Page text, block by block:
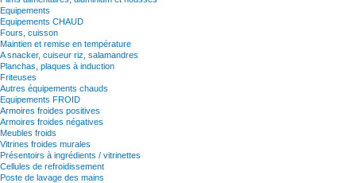
Equipements
Equipements CHAUD
Fours, cuisson
Maintien et remise en température
A snacker, cuiseur riz, salamandres
Planchas, plaques à induction
Friteuses
Autres équipements chauds
Equipements FROID
Armoires froides positives
Armoires froides négatives
Meubles froids
Vitrines froides murales
Présentoirs à ingrédients / vitrinettes
Cellules de refroidissement
Poste de lavage des mains